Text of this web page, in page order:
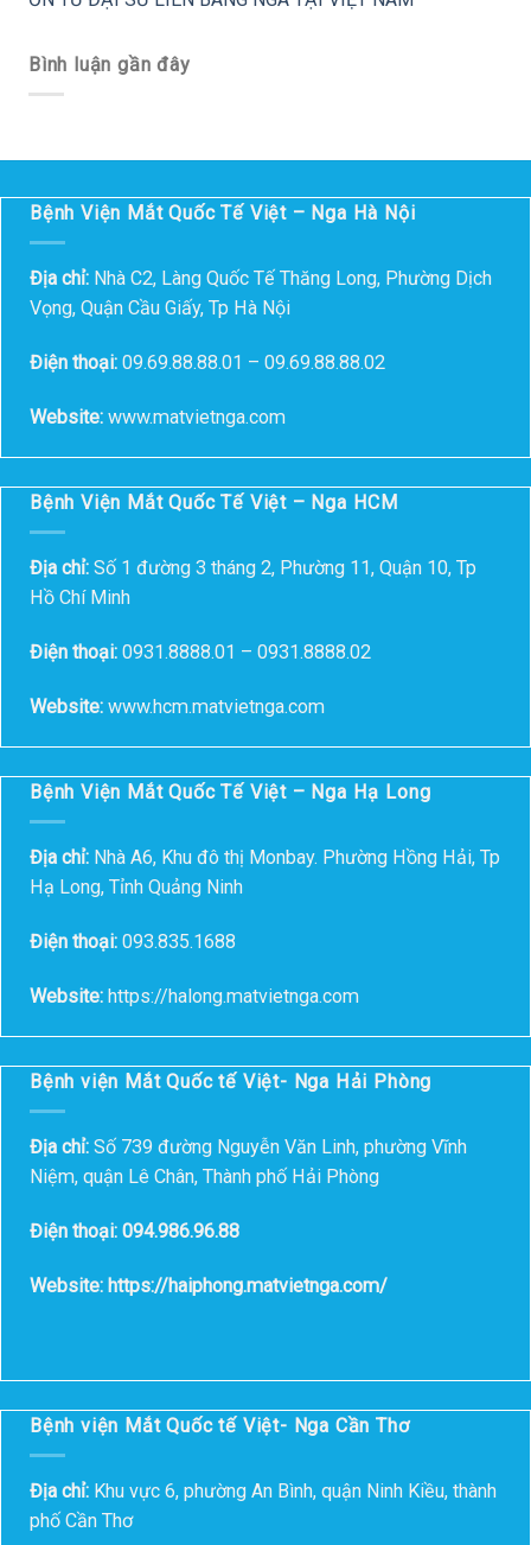
Bình luận gần đây
Bệnh Viện Mắt Quốc Tế Việt – Nga Hà Nội
Địa chỉ: Nhà C2, Làng Quốc Tế Thăng Long, Phường Dịch
Vọng, Quận Cầu Giấy, Tp Hà Nội
Điện thoại: 09.69.88.88.01 – 09.69.88.88.02
Website: www.matvietnga.com
Bệnh Viện Mắt Quốc Tế Việt – Nga HCM
Địa chỉ: Số 1 đường 3 tháng 2, Phường 11, Quận 10, Tp
Hồ Chí Minh
Điện thoại: 0931.8888.01 – 0931.8888.02
Website: www.hcm.matvietnga.com
Bệnh Viện Mắt Quốc Tế Việt – Nga Hạ Long
Địa chỉ: Nhà A6, Khu đô thị Monbay. Phường Hồng Hải, Tp
Hạ Long, Tỉnh Quảng Ninh
Điện thoại: 093.835.1688
Website: https://halong.matvietnga.com
Bệnh viện Mắt Quốc tế Việt- Nga Hải Phòng
Địa chỉ: Số 739 đường Nguyễn Văn Linh, phường Vĩnh
Niệm, quận Lê Chân, Thành phố Hải Phòng
Điện thoại: 094.986.96.88
Website: https://haiphong.matvietnga.com/
Bệnh viện Mắt Quốc tế Việt- Nga Cần Thơ
Địa chỉ: Khu vực 6, phường An Bình, quận Ninh Kiều, thành
phố Cần Thơ